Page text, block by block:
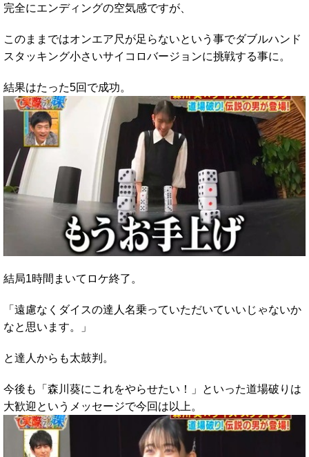
完全にエンディングの空気感ですが、
このままではオンエア尺が足らないという事でダブルハンド
スタッキング小さいサイコロバージョンに挑戦する事に。
結果はたった5回で成功。
結局1時間まいてロケ終了。
「遠慮なくダイスの達人名乗っていただいていいじゃないか
なと思います。」
と達人からも太鼓判。
今後も「森川葵にこれをやらせたい！」といった道場破りは
大歓迎というメッセージで今回は以上。